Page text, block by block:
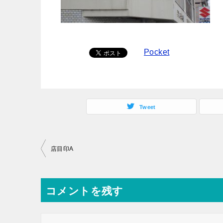
Pocket
Tweet
投
ナ
ビ
店目印A
コメントを残す